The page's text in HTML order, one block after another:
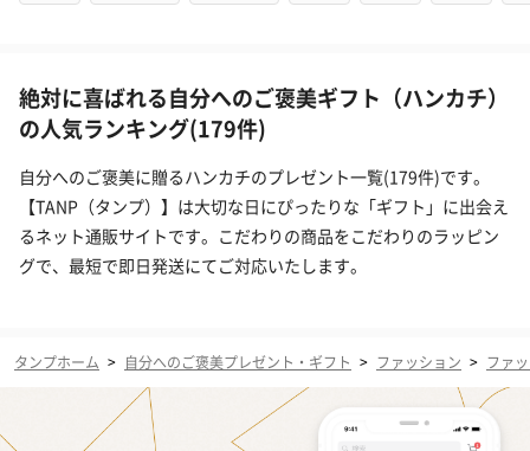
絶対に喜ばれる自分へのご褒美ギフト（ハンカチ）
の人気ランキング(179件)
自分へのご褒美に贈るハンカチのプレゼント一覧(179件)です。
【TANP（タンプ）】は大切な日にぴったりな「ギフト」に出会え
るネット通販サイトです。こだわりの商品をこだわりのラッピン
グで、最短で即日発送にてご対応いたします。
タンプホーム > 自分へのご褒美プレゼント・ギフト > ファッション > ファ